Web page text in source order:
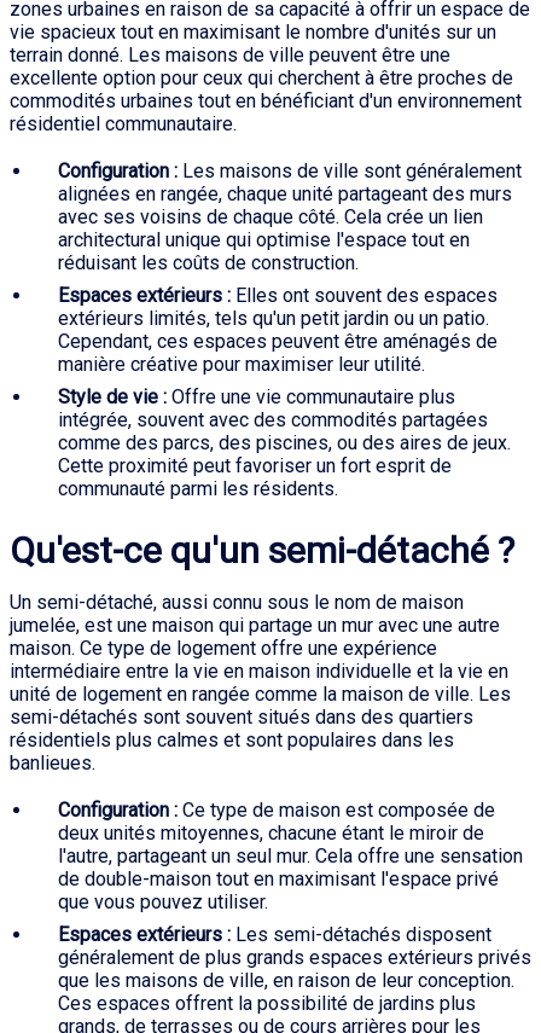
zones urbaines en raison de sa capacité à offrir un espace de
vie spacieux tout en maximisant le nombre d'unités sur un
terrain donné. Les maisons de ville peuvent être une
excellente option pour ceux qui cherchent à être proches de
commodités urbaines tout en bénéficiant d'un environnement
résidentiel communautaire.
Configuration : Les maisons de ville sont généralement
alignées en rangée, chaque unité partageant des murs
avec ses voisins de chaque côté. Cela crée un lien
architectural unique qui optimise l'espace tout en
réduisant les coûts de construction.
Espaces extérieurs : Elles ont souvent des espaces
extérieurs limités, tels qu'un petit jardin ou un patio.
Cependant, ces espaces peuvent être aménagés de
manière créative pour maximiser leur utilité.
Style de vie : Offre une vie communautaire plus
intégrée, souvent avec des commodités partagées
comme des parcs, des piscines, ou des aires de jeux.
Cette proximité peut favoriser un fort esprit de
communauté parmi les résidents.
Qu'est-ce qu'un semi-détaché ?
Un semi-détaché, aussi connu sous le nom de maison
jumelée, est une maison qui partage un mur avec une autre
maison. Ce type de logement offre une expérience
intermédiaire entre la vie en maison individuelle et la vie en
unité de logement en rangée comme la maison de ville. Les
semi-détachés sont souvent situés dans des quartiers
résidentiels plus calmes et sont populaires dans les
banlieues.
Configuration : Ce type de maison est composée de
deux unités mitoyennes, chacune étant le miroir de
l'autre, partageant un seul mur. Cela offre une sensation
de double-maison tout en maximisant l'espace privé
que vous pouvez utiliser.
Espaces extérieurs : Les semi-détachés disposent
généralement de plus grands espaces extérieurs privés
que les maisons de ville, en raison de leur conception.
Ces espaces offrent la possibilité de jardins plus
grands, de terrasses ou de cours arrières pour les